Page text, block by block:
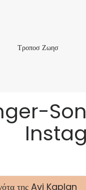
Τροποσ ΖωησΤροποσ
της Avi Kaplan